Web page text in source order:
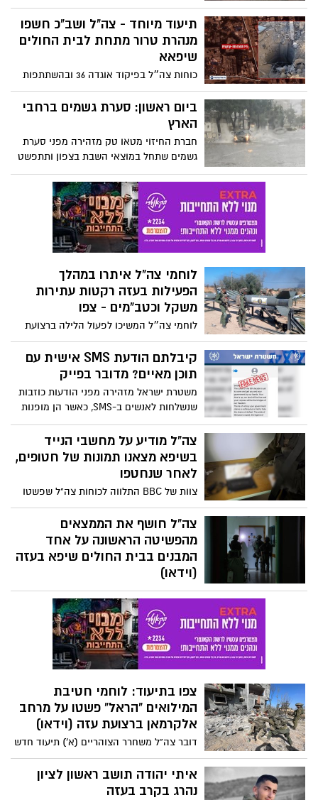
תביעות בצורה מקוונת עבור נזק עקיף במספר
מסלולים לפי מיקום העסק. מדובר בתכנית
פיצויים בעלות של 15 מיליארד שקל לעסקים
שהכנסותיהם נפגעו בתקופת המלחמה. כזכור,
ועסקים ביישובים באזורים שהוגדרו כרגישים
בפנים
תיעוד מיוחד - צה"ל ושב"כ חשפו
מנהרת טרור מתחת לבית החולים
שיפאא
כוחות צה״ל בפיקוד אוגדה 36 ובהשתתפות
כוחות מיוחדים מיחידות שלדג, יהל״ם ועוקץ,
חשפו בהכוונת שב"כ ואמ"ן, תוואי מנהרת
ביום ראשון: סערת גשמים ברחבי
הארץ
חברת החיזוי מטאו טק מזהירה מפני סערת
גשמים שתחל במוצאי השבת בצפון ותתפשט
במהלך הלילה לאזורים רבים ברחבי הארץ.
הצפי הוא לכמויות משקעים גדולות ורוחות
עזות עד 80 קמ"ש
לוחמי צה"ל איתרו במהלך
הפעילות בעזה רקטות עתירות
משקל וכטב"מים - צפו
לוחמי צה״ל המשיכו לפעול הלילה ברצועת
עזה, מטוסי קרב של צה"ל תקפו מטרות טרור
רבות בשטח הרצועה; אותרו רקטות עתירות
משקל וכטב"מים במוצב הג'יהאד
קיבלתם הודעת SMS אישית עם
תוכן מאיים? מדובר בפייק
משטרת ישראל מזהירה מפני הודעות כוזבות
שנשלחות לאנשים ב-SMS, כאשר הן מופנות
באופן אישית לנמען ומאיימות עליו איומים
נמרצים: "מדובר בהודעות כזב שיש בהן כדי
לעורר תבהלה בציבור בזמן מלחמה"
צה"ל מודיע על מחשבי הנייד
בשיפא מצאנו תמונות של חטופים,
לאחר שנחטפו
צוות של BBC התלווה לכוחות צה"ל שפשטו
על אזורים מסוימים בבית החולים שיפא
בעזה. דובר צה"ל הודיע לתקשורת הזרה,
יונתן קונריקוס, טען בפני הצוות כי על מחשבי
הנייד בבית החולים נמצאו תמונות של חלק
מהחטופים - לאחר שנחטפו לעזה. "חשפנו
ציוד רב שיכול לשפוך אור על המצב הנוכחי,
בתקווה גם לגבי החטופים".
צה"ל חושף את הממצאים
מהפשיטה הראשונה על אחד
המבנים בבית החולים שיפא בעזה
(וידאו)
מפקדה מבצעית, אמצעי לחימה וציוד
טכנולוגי בבניין ה-MRI בבית החולים שיפאא׳;
כוחות צה"ל בפיקוד אוגדה 36 ממשיכים
בפעילות ממוקדת בבית החולים
צפו בתיעוד: לוחמי חטיבת
המילואים "הראל" פשטו על מרחב
אלקרמאן ברצועת עזה (וידאו)
דובר צה"ל משחרר הצוהריים (א') תיעוד חדש
מהלחימה בעזה, בה נראים לוחמי חטיבת
המילואים "הראל" כשהם פושטים על מרחב
אלקרמאן ברצועת עזה, משמידים אויב
איתי יהודה תושב ראשון לציון
נהרג בקרב בעזה